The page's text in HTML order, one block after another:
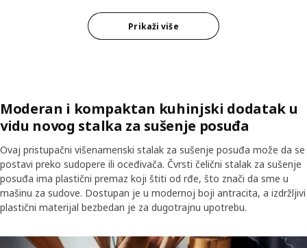
Prikaži više
Moderan i kompaktan kuhinjski dodatak u
vidu novog stalka za sušenje posuđa
Ovaj pristupačni višenamenski stalak za sušenje posuđa može da se
postavi preko sudopere ili oceđivača. Čvrsti čelični stalak za sušenje
posuđa ima plastični premaz koji štiti od rđe, što znači da sme u
mašinu za sudove. Dostupan je u modernoj boji antracita, a izdržljivi
plastični materijal bezbedan je za dugotrajnu upotrebu.